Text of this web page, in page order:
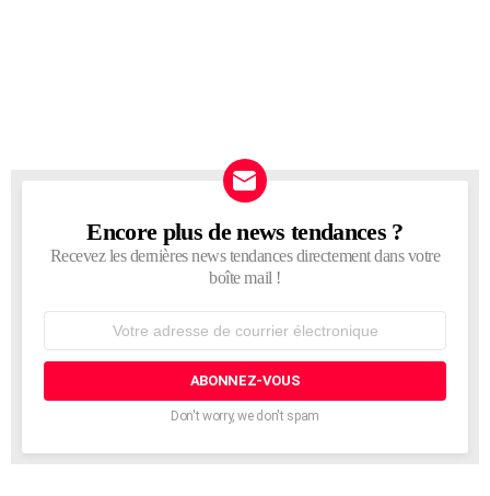
NEWSLETTER
Encore plus de news tendances ?
Recevez les dernières news tendances directement dans votre
boîte mail !
courrier
Don't worry, we don't spam